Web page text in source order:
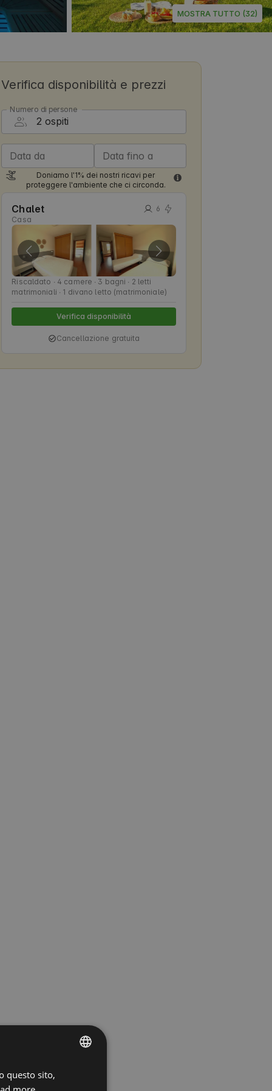
MOSTRA TUTTO (32)
Verifica disponibilità e prezzi
Numero di persone
Data da Data fino a
Doniamo l'1% dei nostri ricavi per
proteggere l'ambiente che ci circonda.
Chalet
Casa
6
Riscaldato ∙ 4 camere ∙ 3 bagni ∙ 2 letti
matrimoniali ∙ 1 divano letto (matrimoniale)
Verifica disponibilità
Cancellazione gratuita
questo sito,